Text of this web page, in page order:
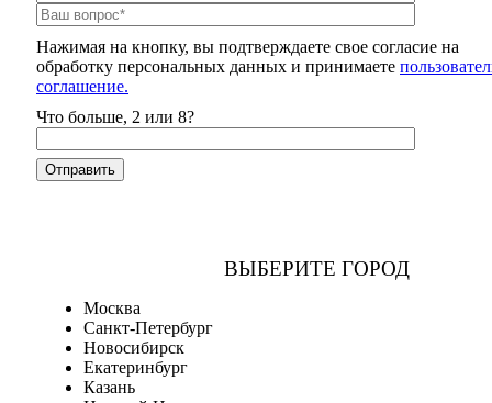
Нажимая на кнопку, вы подтверждаете свое согласие на
обработку персональных данных и принимаете
соглашение.
Что больше, 2 или 8?
ВЫБЕРИТЕ ГОРОД
Москва
Санкт-Петербург
Новосибирск
Екатеринбург
Казань